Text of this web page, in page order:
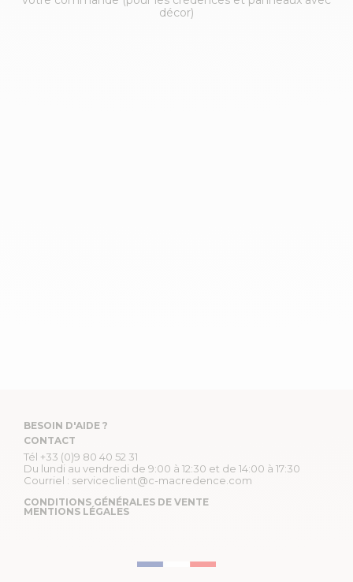
décor)
BESOIN D'AIDE ?
CONTACT
Tél +33 (0)9 80 40 52 31
Du lundi au vendredi de 9:00 à 12:30 et de 14:00 à 17:30
Courriel : serviceclient@c-macredence.com
CONDITIONS GÉNÉRALES DE VENTE
MENTIONS LÉGALES